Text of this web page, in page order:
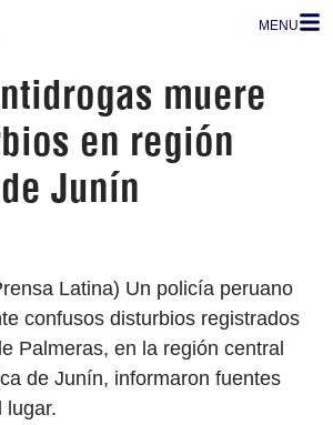
MENU
muere
en región
Junín
Latina) Un policía peruano
confusos disturbios registrados
Palmeras, en la región central
de Junín, informaron fuentes
lugar.